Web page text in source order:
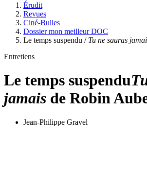
Érudit
Revues
Ciné-Bulles
Dossier mon meilleur DOC
Le temps suspendu / Tu ne sauras
Entretiens
Le temps suspendu
jamais de Robin
Jean-Philippe Gravel